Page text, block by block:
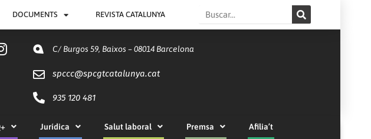
DOCUMENTS REVISTA CATALUNYA Search
C/ Burgos 59, Baixos – 08014 Barcelona
spccc@spcgtcatalunya.cat
935 120 481
Jurídica Salut laboral Premsa Afilia’t